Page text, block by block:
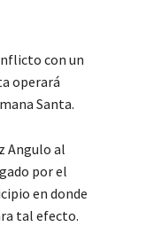
con un
operará
Santa.
Angulo al
por el
en donde
tal efecto.